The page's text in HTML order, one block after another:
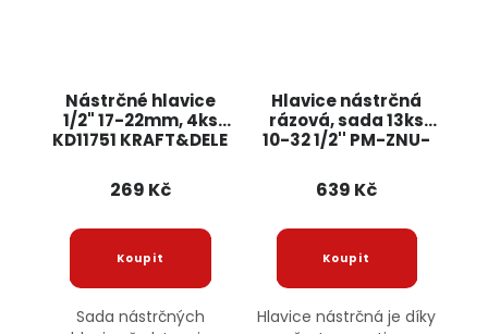
Nástrčné hlavice
1/2" 17-22mm, 4ks
KD11751 KRAFT&DELE
269 Kč
Sada nástrčných
Hlavice nástrčná
rázová, sada 13ks
10-32 1/2'' PM-ZNU-
639 Kč
Hlavice nástrčná je díky